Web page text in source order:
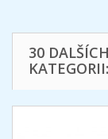
30
KATEGORII: